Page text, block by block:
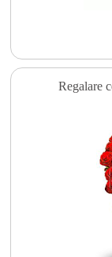
Regalare